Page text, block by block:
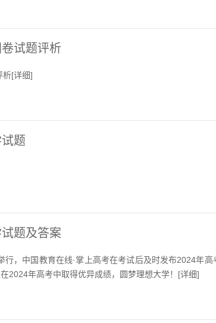
试题评析
析[详细]
题
题及答案
行，中国教育在线·掌上高考在考试后及时发布2024年
2024年高考中取得优异成绩，圆梦理想大学！[详细]